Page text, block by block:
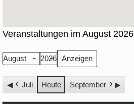
Veranstaltungen im August 2026
Monat
Jahr
Juli Heute September